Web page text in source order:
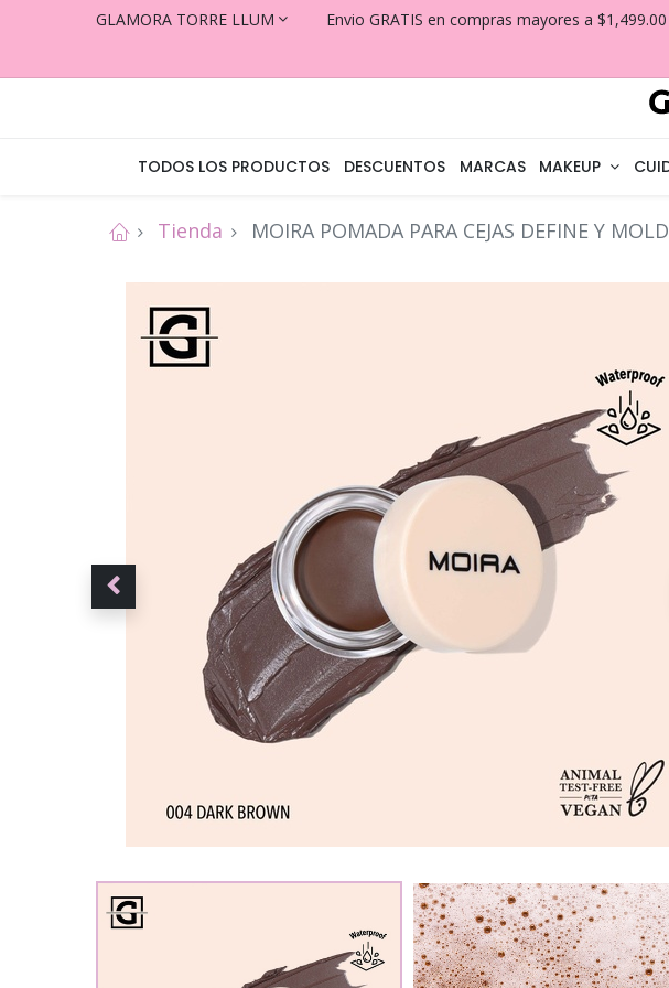
GLAMORA TORRE LLUM Envio GRATIS en compras mayores a
TODOS LOS PRODUCTOS DESCUENTOS MARCAS MAKEUP
Tienda MOIRA POMADA PARA CEJAS DEFINE Y